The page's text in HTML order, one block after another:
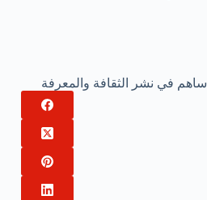
ساهم في نشر الثقافة والمعرفة